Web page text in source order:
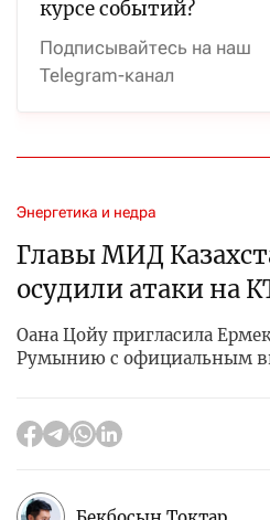
курсе событий?
Подписывайтесь на наш
Telegram-канал
Энергетика и недра
Главы МИД
осудили атаки на
Оана Цойу пригласила
Румынию с официальным